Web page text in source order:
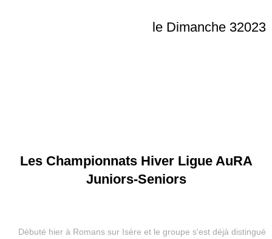
le Dimanche 32023
Les Championnats Hiver Ligue AuRA
Juniors-Seniors
Débuté hier à Romans sur Isère et le groupe s'est déjà distingué